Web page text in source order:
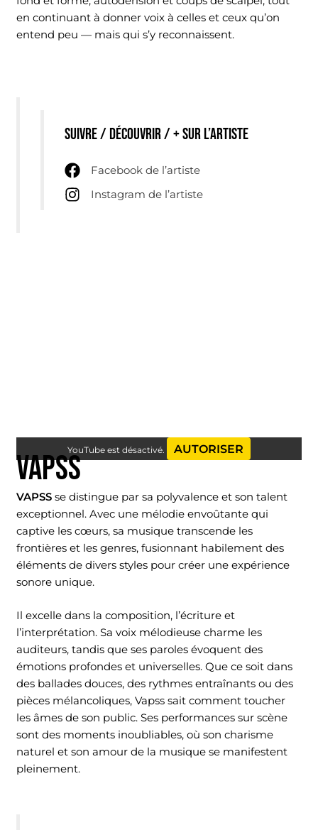
en continuant à donner voix à celles et ceux qu’on
entend peu — mais qui s’y reconnaissent.
Suivre / découvrir / + sur l’artiste
Facebook de l’artiste
Instagram de l’artiste
YouTube est désactivé. AUTORISER
VAPSS
VAPSS se distingue par sa polyvalence et son talent
exceptionnel. Avec une mélodie envoûtante qui
captive les cœurs, sa musique transcende les
frontières et les genres, fusionnant habilement des
éléments de divers styles pour créer une expérience
sonore unique.
Il excelle dans la composition, l’écriture et
l’interprétation. Sa voix mélodieuse charme les
auditeurs, tandis que ses paroles évoquent des
émotions profondes et universelles. Que ce soit dans
des ballades douces, des rythmes entraînants ou des
pièces mélancoliques, Vapss sait comment toucher
les âmes de son public. Ses performances sur scène
sont des moments inoubliables, où son charisme
naturel et son amour de la musique se manifestent
pleinement.